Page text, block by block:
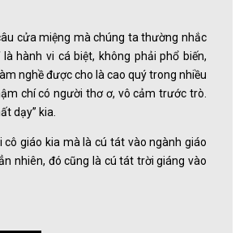
cửa miệng mà chúng ta thường nhắc
hành vi cá biệt, không phải phổ biến,
nghề được cho là cao quý trong nhiều
chí có người thơ ơ, vô cảm trước trò.
dạy” kia.
giáo kia mà là cú tát vào ngành giáo
nhiên, đó cũng là cú tát trời giáng vào